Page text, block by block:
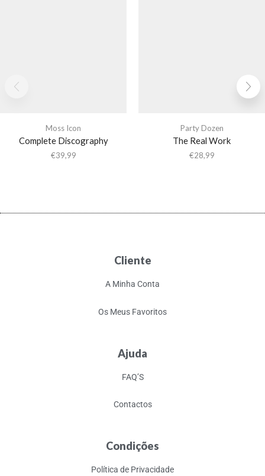
Moss Icon
Complete Discography
€39,99
Party Dozen
The Real Work
€28,99
Cliente
A Minha Conta
Os Meus Favoritos
Ajuda
FAQ’S
Contactos
Condições
Política de Privacidade